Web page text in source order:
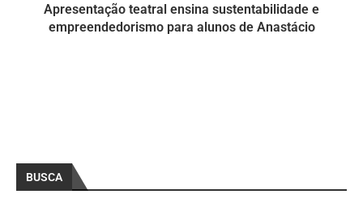
Apresentação teatral ensina sustentabilidade e
empreendedorismo para alunos de Anastácio
BUSCA